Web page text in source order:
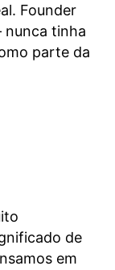
Founder
tinha
parte da
de
em